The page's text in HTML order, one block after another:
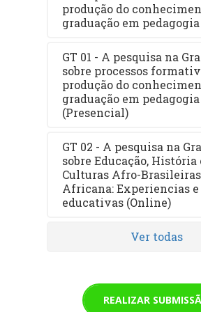
produção do
graduação em
GT 01 - A pesquisa na
sobre processos
produção do
graduação em pedagogia
(Presencial)
GT 02 - A pesquisa na
sobre Educação, História
Culturas Afro-
Africana: Experiencias
educativas (Online)
Ver todas
REALIZAR